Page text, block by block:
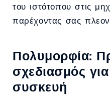
του ιστότοπου στις
παρέχοντας σας
Πολυμορφία:
σχεδιασμός
συσκευή